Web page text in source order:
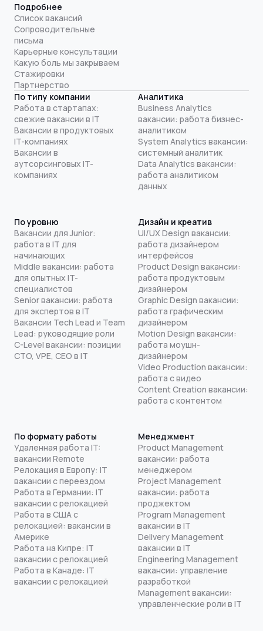
Подробнее
Список вакансий
Сопроводительные
письма
Карьерные консультации
Какую боль мы закрываем
Стажировки
Партнерство
По типу компании
Работа в стартапах:
свежие вакансии в IT
Вакансии в продуктовых
IT-компаниях
Вакансии в
аутсорсинговых IT-
компаниях
Аналитика
Business Analytics
вакансии: работа бизнес-
аналитиком
System Analytics вакансии:
системный аналитик
Data Analytics вакансии:
работа аналитиком
данных
По уровню
Вакансии для Junior:
работа в IT для
начинающих
Middle вакансии: работа
для опытных IT-
специалистов
Senior вакансии: работа
для экспертов в IT
Вакансии Tech Lead и Team
Lead: руководящие роли
C-Level вакансии: позиции
CTO, VPE, CEO в IT
Дизайн и креатив
UI/UX Design вакансии:
работа дизайнером
интерфейсов
Product Design вакансии:
работа продуктовым
дизайнером
Graphic Design вакансии:
работа графическим
дизайнером
Motion Design вакансии:
работа моушн-
дизайнером
Video Production вакансии:
работа с видео
Content Creation вакансии:
работа с контентом
По формату работы
Удаленная работа IT:
вакансии Remote
Релокация в Европу: IT
вакансии с переездом
Работа в Германии: IT
вакансии с релокацией
Работа в США с
релокацией: вакансии в
Америке
Работа на Кипре: IT
вакансии с релокацией
Работа в Канаде: IT
вакансии с релокацией
Менеджмент
Product Management
вакансии: работа
менеджером
Project Management
вакансии: работа
проджектом
Program Management
вакансии в IT
Delivery Management
вакансии в IT
Engineering Management
вакансии: управление
разработкой
Management вакансии:
управленческие роли в IT